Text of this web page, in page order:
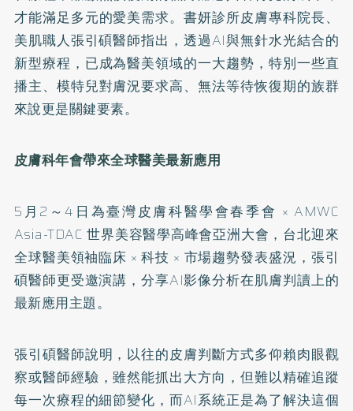
才能滿足多元的愛美需求。書妍診所皮膚專科院長、
美肌職人張引碩醫師指出，透過AI與無針水光結合的
新型療程，已成為醫美領域的一大趨勢，特別一些直
播主、模特兒對膚況要求高、無法等待恢復期的族群
來說更是關鍵要素。
皮膚科年會帶來全球醫美最新應用
5月2～4日為臺灣皮膚科醫學會春季會 × AMWC
Asia-TDAC 世界美容醫學高峰會亞洲大會，台北迎來
全球醫美領袖臨床 × 科技 × 市場趨勢發表盛況，張引
碩醫師更受邀演講，分享AI影像分析在肌膚判讀上的
最新應用主題。
張引碩醫師說明，以往的皮膚判斷方式多仰賴肉眼觀
察或醫師經驗，雖然能抓出大方向，但難以精確追蹤
每一次療程的細節變化，而AI系統正是為了解決這個